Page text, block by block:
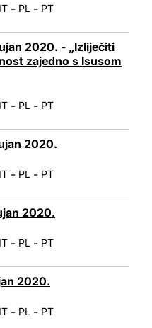
IT - PL - PT
2020. - „Izliječiti
zajedno s Isusom
IT - PL - PT
2020.
IT - PL - PT
2020.
IT - PL - PT
2020.
IT - PL - PT